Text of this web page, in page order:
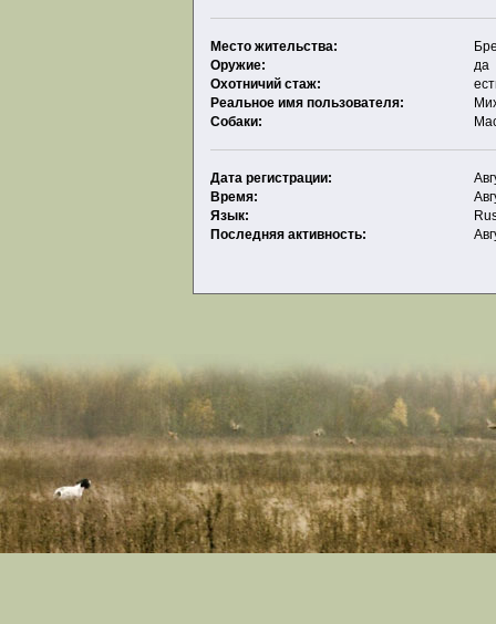
Место жительства:
Оружие:
да
Охотничий стаж:
Реальное имя пользователя:
Собаки:
Дата регистрации:
Время:
Язык:
Последняя активность: